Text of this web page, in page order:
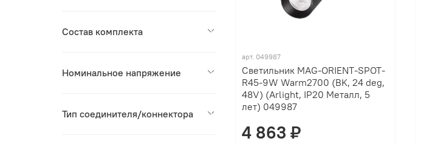
арт. 049987
Светильник MAG-ORIENT-SPOT-
R45-9W Warm2700 (BK, 24 deg,
48V) (Arlight, IP20 Металл, 5
лет) 049987
4 863 ₽
Состав комплекта
Номинальное напряжение
Тип соединителя/коннектора